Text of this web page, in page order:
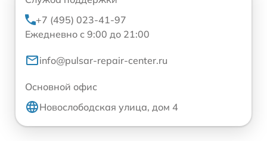
+7 (495) 023-41-97
Ежедневно с 9:00 до 21:00
info@pulsar-repair-center.ru
Основной офис
Новослободская улица, дом 4